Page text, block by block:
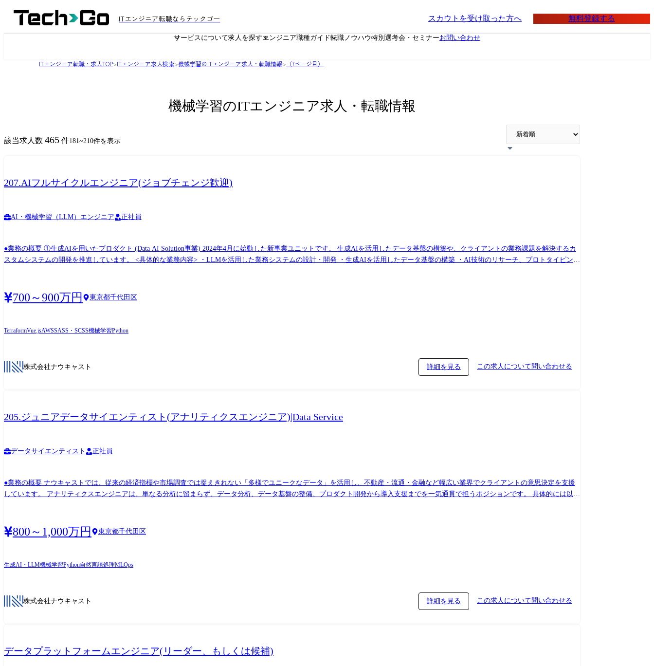
ITエンジニア転職ならテックゴー スカウトを受け取った方へ 無料登録する
サービスについて求人を探すエンジニア職種ガイド転職ノウハウ特別選考会・セミナーお問い合わせ
ITエンジニア転職・求人TOP>ITエンジニア求人検索>機械学習のITエンジニア求人・転職情報> （7ページ目）
機械学習のITエンジニア求人・転職情報
該当求人数 465 件181~210件を表示
207.AIフルサイクルエンジニア(ジョブチェンジ歓迎)
AI・機械学習（LLM）エンジニア 正社員
●業務の概要 ①生成AIを用いたプロダクト (Data AI Solution事業) 2024年4月に始動した新事業ユニットです。 生成AIを活用したデータ基盤の構築や、クライアントの業務課題を解決するカ
スタムシステムの開発を推進しています。 <具体的な業務内容> ・LLMを活用した業務システムの設計・開発 ・生成AIを活用したデータ基盤の構築 ・AI技術のリサーチ、プロトタイピン
AIエージェント接続を一元管理し、ガバナンスとセキュリティを支える「MCPゲートウェイ」プラットフォームの開発。 金融機関を中心としたエンタープライズ向けプロダクトとして外
部展開を目指して開発中です。 https://nowcast.co.jp/news/20260417/ https://zenn.dev/finatext/articles/mcp-gateway-nowcast https://speakerdeck.com/mtpooh/mcpass-intro-dataopsnight10 ・Finstage
融・規制業務でも導入しやすいガバナンスを備えたエンタープライズ向けのAI協働基盤です。 MCPプロダクトと組み合わせ、現場のAI活用とIT部門の統制を両立します。
み取り・SCスクレイピング・営業自動化など)の開発 ・LLMを活用した不動産データ解析および営業支援システムの開発 ・新規プロダクトにおける生成AIの活用検討・実装 <関わるサービ
ス> ・「DataLens店舗開発」 人流データや決済データなどの3rdパーティデータをベースとした商圏分析機能に当社の生成AI技術を組み合わせた店舗開発DXツール
・LLMを活用した決算説明資料等からの定量指標の抽出、およびデータパイプラインの構築 ・決算速報レポートの自動生成(IR支援、Paid Research向け) ・投資判断に有用なデータ(ECサイ
告書や適時開示などのPDF/XBRLや企業HP等からの情報を抽出するミッションを、「LLMを情報の構造化における手段」と定義し、専属でデータパイプラインの設計・運用を担うエンジニ
の整備 ・品質保証の仕組み化: オペレーターによるチェックとAI自動評価を連携させ、大規模なデータ抽出における信頼性と効率性を両立する仕組み作り ⑤Finatextグループ ・証券ビジネ
スプラットフォーム「BaaS」 ・保険ビジネスプラットフォーム「Inspire」 ・クレジットビジネスプラットフォーム「Crest」 ●その他プロジェクト事例 エンタープライズ企業との共創によ
ットマネジメント社員専用の生成AIアプリケーション 「TMAM AI」を開発 https://nowcast.co.jp/news/20250819/ ・ナウキャスト、大和アセットマネジメント専用の生成AIアプリケーション
「DAM-AICore」を開発 https://nowcast.co.jp/news/20260107/ ・ナウキャスト、三菱地所の全社データ分析基盤「SoDA」に生成AI駆動型のアプリケーション開発環境を構築
700～900万円 東京都千代田区
TerraformVue.jsAWSSASS・SCSS機械学習Python
株式会社ナウキャスト 詳細を見る この求人について問い合わせる
205.ジュニアデータサイエンティスト(アナリティクスエンジニア)|Data Service
データサイエンティスト 正社員
●業務の概要 ナウキャストでは、従来の経済指標や市場調査では捉えきれない「多様でユニークなデータ」を活用し、不動産・流通・金融など幅広い業界でクライアントの意思決定を支援
しています。 アナリティクスエンジニアは、単なる分析に留まらず、データ分析、データ基盤の整備、プロダクト開発から導入支援までを一気通貫で担うポジションです。 具体的には以下
の拡大を行っております。 今後とも新たな3rdパーティデータや生成AI技術を活用して「DataLensHub」を継続的にアップデートするとともに、商業用不動産ビジネス以外にも展開すること
を検討しています。 https://nowcast.co.jp/news/20250205/ ・DataLens店舗開発 人流データや決済データなどの3rdパーティデータをベースとした商圏分析機能に当社の生成AI技術を組み合わ
業」を特定できる営業支援サービス https://lp.datalenshub.com/office ②機関投資家・パブリックセクター向けの指数開発/分析・生成AI活用ソリューション POSデータやクレジットカードデ
DXソリューション 金融機関の「法人与信業務」を高度化するプロジェクトです。 既存システムで分断された情報を法人番号をキーに統合し、3rdパーティデータと組み合わせることで「限
度額引き上げサジェスト」等の能動的な途上与信を実現するデータ基盤・アルゴリズムを構築します。 【具体的な業務内容】 ・不動産企業から官公庁・自治体まで、幅広い業界の課題に対
エンジニアリング ”で新規プロダクトを「創って、育てる」アナリティクスエンジニアの挑戦 https://finatext.com/recruit/finalog/interview_hiromasa_hayashi ・【入社エントリー】データアナ
800～1,000万円 東京都千代田区
生成AI・LLM機械学習Python自然言語処理MLOps
株式会社ナウキャスト 詳細を見る この求人について問い合わせる
データプラットフォームエンジニア(リーダー、もしくは候補)